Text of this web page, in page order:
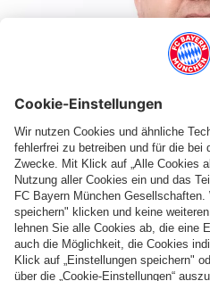
KLAUS-JOSEF
Text vorlesen Schrift